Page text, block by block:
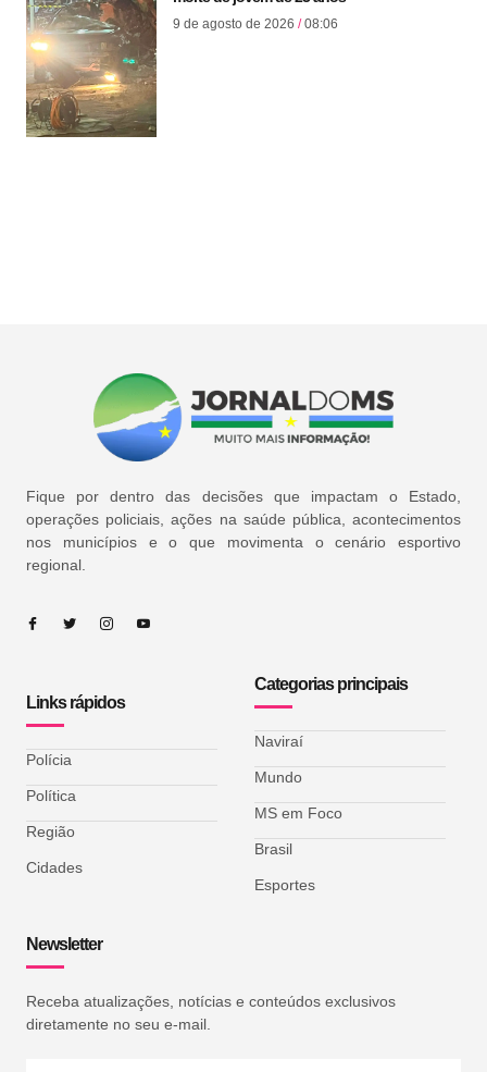
9 de agosto de 2026 08:06
Fique por dentro das decisões que impactam o Estado,
operações policiais, ações na saúde pública, acontecimentos
nos municípios e o que movimenta o cenário esportivo
regional.
Links rápidos
Polícia
Política
Região
Cidades
Categorias principais
Naviraí
Mundo
MS em Foco
Brasil
Esportes
Newsletter
Receba atualizações, notícias e conteúdos exclusivos
diretamente no seu e-mail.